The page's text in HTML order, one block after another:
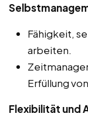
Fähigkeit,
arbeiten.
Erfüllung
Flexibilität und